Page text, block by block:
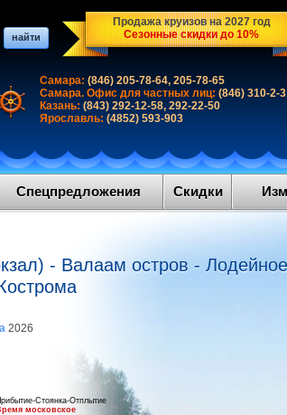
найти
Продажа круизов на 2027 год
Сезонные скидки до 10%
Самара: (846) 205-78-64, 205-78-65
Самара. Офис для частных лиц: (846) 310-2-
Казань: (843) 292-12-58, 292-22-50
Ярославль: (4852) 593-903
Спецпредложения Скидки
- Валаам остров -
2026
Стоянка-Отплытие
московское